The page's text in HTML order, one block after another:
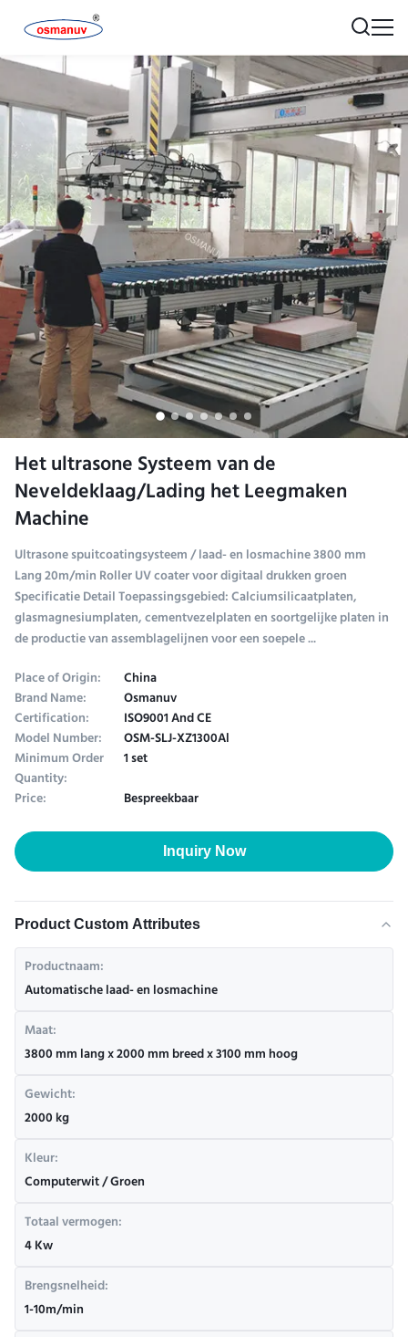
Het ultrasone Systeem van de
Neveldeklaag/Lading het Leegmaken
Machine
Ultrasone spuitcoatingsysteem / laad- en losmachine 3800 mm
Lang 20m/min Roller UV coater voor digitaal drukken groen
Specificatie Detail Toepassingsgebied: Calciumsilicaatplaten,
glasmagnesiumplaten, cementvezelplaten en soortgelijke platen in
de productie van assemblagelijnen voor een soepele ...
Place of Origin:
China
Brand Name: Osmanuv
Certification: ISO9001 And CE
Model Number: OSM-SLJ-XZ1300Al
Minimum Order
Quantity:
1 set
Price:
Bespreekbaar
Inquiry Now
Product Custom Attributes
Productnaam:
Automatische laad- en losmachine
Maat:
3800 mm lang x 2000 mm breed x 3100 mm hoog
Gewicht:
2000 kg
Kleur:
Computerwit / Groen
Totaal vermogen:
4 Kw
Brengsnelheid:
1-10m/min